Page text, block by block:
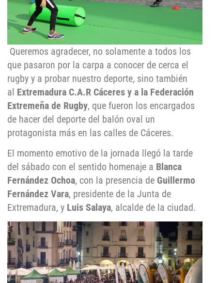
Queremos agradecer, no solamente a todos los
que pasaron por la carpa a conocer de cerca el
rugby y a probar nuestro deporte, sino también
al Extremadura C.A.R Cáceres y a la Federación
Extremeña de Rugby, que fueron los encargados
de hacer del deporte del balón oval un
protagonista más en las calles de Cáceres.
El momento emotivo de la jornada llegó la tarde
del sábado con el sentido homenaje a Blanca
Fernández Ochoa, con la presencia de Guillermo
Fernández Vara, presidente de la Junta de
Extremadura, y Luis Salaya, alcalde de la ciudad.